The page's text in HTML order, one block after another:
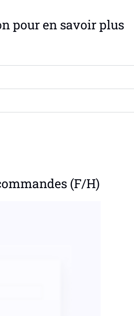
pour en savoir plus
(F/H)